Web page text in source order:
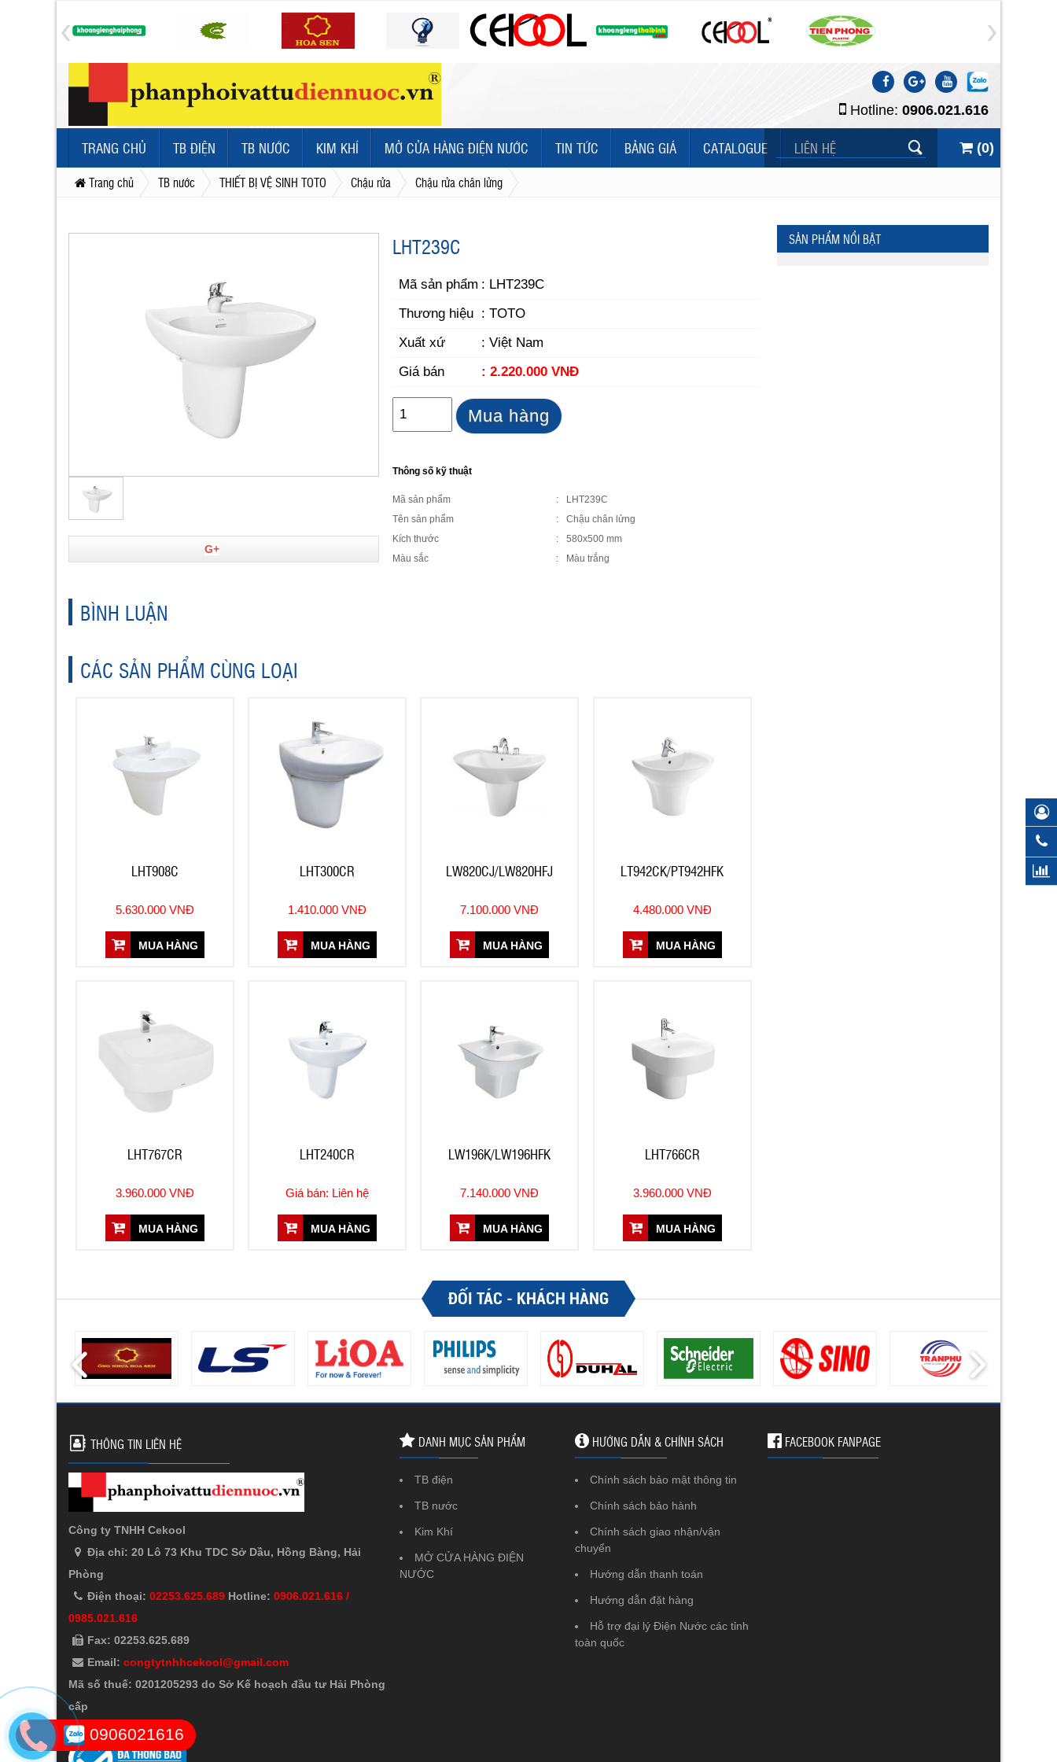
Hotline: 0906.021.616
TRANG CHỦ TB ĐIỆN TB NƯỚC KIM KHÍ MỞ CỬA HÀNG ĐIỆN NƯỚC TIN TỨC BẢNG GIÁ CATALOGUE LIÊN HỆ (0)
Trang chủ TB nước THIẾT BỊ VỆ SINH TOTO Chậu rửa Chậu rửa chân lửng
G+
LHT239C
Mã sản phẩm : LHT239C
Thương hiệu : TOTO
Xuất xứ
: Việt Nam
Giá bán
: 2.220.000 VNĐ
Mua hàng
Thông số kỹ thuật
Mã sản phẩm :
LHT239C
Tên sản phẩm
:
Chậu chân lửng
Kích thước
:
580x500 mm
Màu sắc
: Màu trắng
BÌNH LUẬN
CÁC SẢN PHẨM CÙNG LOẠI
LHT908C
5.630.000 VNĐ
MUA HÀNG
LHT300CR
1.410.000 VNĐ
MUA HÀNG
LW820CJ/LW820HFJ
7.100.000 VNĐ
MUA HÀNG
LT942CK/PT942HFK
4.480.000 VNĐ
MUA HÀNG
LHT767CR
3.960.000 VNĐ
MUA HÀNG
LHT240CR
Giá bán: Liên hệ
MUA HÀNG
LW196K/LW196HFK
7.140.000 VNĐ
MUA HÀNG
LHT766CR
3.960.000 VNĐ
MUA HÀNG
SẢN PHẨM NỔI BẬT
ĐỐI TÁC - KHÁCH HÀNG
FACEBOOK FANPAGE
HƯỚNG DẪN & CHÍNH SÁCH
Chính sách bảo mật thông tin
Chính sách bảo hành
Chính sách giao nhận/vận
chuyển
Hướng dẫn thanh toán
Hướng dẫn đặt hàng
Hỗ trợ đại lý Điện Nước các tỉnh
toàn quốc
DANH MỤC SẢN PHẨM
TB điện
TB nước
Kim Khí
MỞ CỬA HÀNG ĐIỆN
NƯỚC
THÔNG TIN LIÊN HỆ
Công ty TNHH Cekool
Địa chỉ: 20 Lô 73 Khu TDC Sở Dầu, Hồng Bàng, Hải
Phòng
Điện thoại: 02253.625.689 Hotline: 0906.021.616 /
0985.021.616
Fax: 02253.625.689
Email: congtytnhhcekool@gmail.com
Mã số thuế: 0201205293 do Sở Kế hoạch đầu tư Hải Phòng
cấp
0906021616